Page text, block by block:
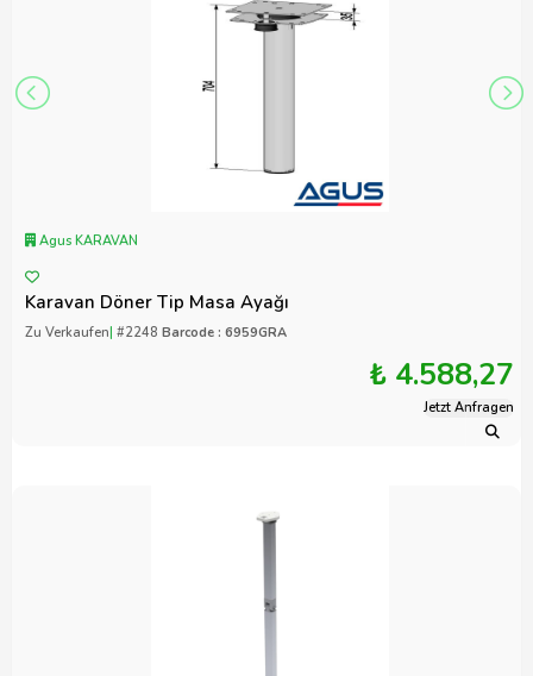
Agus KARAVAN
Karavan Döner Tip Masa Ayağı
Zu Verkaufen| #2248 Barcode : 6959GRA
₺ 4.588,27
Jetzt Anfragen